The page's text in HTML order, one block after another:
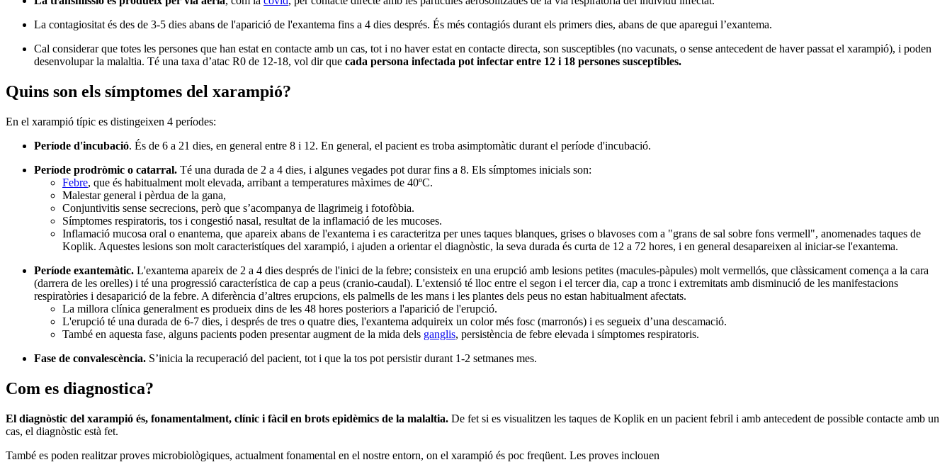
La contagiositat és des de 3-5 dies abans de l'aparició de l'exantema fins a 4 dies després. És més contagiós durant els primers dies, abans de que aparegui l’exantema.
Cal considerar que totes les persones que han estat en contacte amb un cas, tot i no haver estat en contacte directa, son susceptibles (no vacunats, o sense antecedent de haver passat el xarampió), i poden
desenvolupar la malaltia. Té una taxa d’atac R0 de 12-18, vol dir que cada persona infectada pot infectar entre 12 i 18 persones susceptibles.
Quins son els símptomes del xarampió?
En el xarampió típic es distingeixen 4 períodes:
Període d'incubació. És de 6 a 21 dies, en general entre 8 i 12. En general, el pacient es troba asimptomàtic durant el període d'incubació.
Període prodròmic o catarral. Té una durada de 2 a 4 dies, i algunes vegades pot durar fins a 8. Els símptomes inicials son:
Febre, que és habitualment molt elevada, arribant a temperatures màximes de 40ºC.
Malestar general i pèrdua de la gana,
Conjuntivitis sense secrecions, però que s’acompanya de llagrimeig i fotofòbia.
Símptomes respiratoris, tos i congestió nasal, resultat de la inflamació de les mucoses.
Inflamació mucosa oral o enantema, que apareix abans de l'exantema i es caracteritza per unes taques blanques, grises o blavoses com a "grans de sal sobre fons vermell", anomenades taques de
Koplik. Aquestes lesions son molt caracteristíques del xarampió, i ajuden a orientar el diagnòstic, la seva durada és curta de 12 a 72 hores, i en general desapareixen al iniciar-se l'exantema.
Període exantemàtic. L'exantema apareix de 2 a 4 dies després de l'inici de la febre; consisteix en una erupció amb lesions petites (macules-pàpules) molt vermellós, que clàssicament comença a la cara
(darrera de les orelles) i té una progressió característica de cap a peus (cranio-caudal). L'extensió té lloc entre el segon i el tercer dia, cap a tronc i extremitats amb disminució de les manifestacions
respiratòries i desaparició de la febre. A diferència d’altres erupcions, els palmells de les mans i les plantes dels peus no estan habitualment afectats.
La millora clínica generalment es produeix dins de les 48 hores posteriors a l'aparició de l'erupció.
L'erupció té una durada de 6-7 dies, i després de tres o quatre dies, l'exantema adquireix un color més fosc (marronós) i es segueix d’una descamació.
També en aquesta fase, alguns pacients poden presentar augment de la mida dels ganglis, persistència de febre elevada i símptomes respiratoris.
Fase de convalescència. S’inicia la recuperació del pacient, tot i que la tos pot persistir durant 1-2 setmanes mes.
Com es diagnostica?
El diagnòstic del xarampió és, fonamentalment, clínic i fàcil en brots epidèmics de la malaltia. De fet si es visualitzen les taques de Koplik en un pacient febril i amb antecedent de possible contacte amb un
cas, el diagnòstic està fet.
També es poden realitzar proves microbiològiques, actualment fonamental en el nostre entorn, on el xarampió és poc freqüent. Les proves inclouen